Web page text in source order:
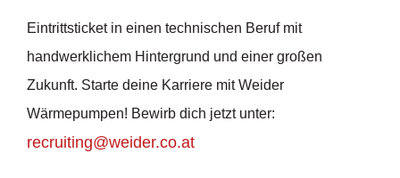
Eintrittsticket in einen technischen Beruf mit
handwerklichem Hintergrund und einer großen
Zukunft. Starte deine Karriere mit Weider
Wärmepumpen! Bewirb dich jetzt unter:
recruiting@weider.co.at